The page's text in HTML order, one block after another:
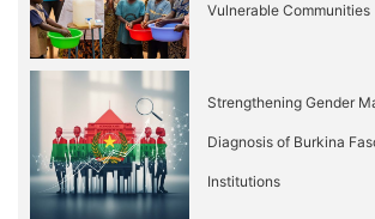
Vulnerable Communities
Strengthening Gender
Diagnosis of Burkina
Institutions